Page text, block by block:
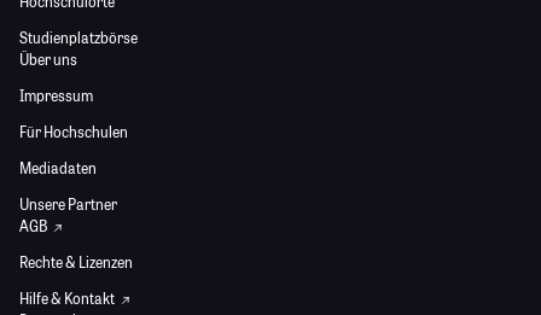
Studienplatzbörse
Über uns
Impressum
Für Hochschulen
Mediadaten
Unsere Partner
AGB
Rechte & Lizenzen
Hilfe & Kontakt